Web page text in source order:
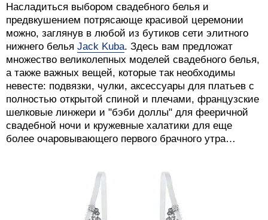
Насладиться выбором свадебного белья и
предвкушением потрясающе красивой церемонии
можно, заглянув в любой из бутиков сети элитного
нижнего белья Jack Kuba. Здесь вам предложат
множество великолепных моделей свадебного белья,
а также важных вещей, которые так необходимы
невесте: подвязки, чулки, аксессуары для платьев с
полностью открытой спиной и плечами, французские
шелковые линжери и "бэби доллы" для фееричной
свадебной ночи и кружевные халатики для еще
более очаровывающего первого брачного утра…